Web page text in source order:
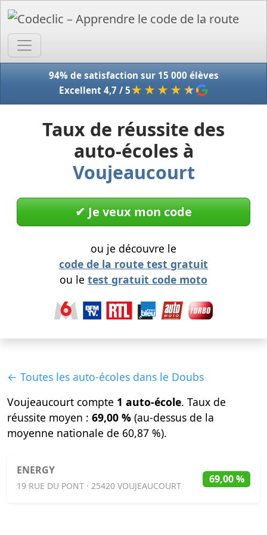
94% de satisfaction sur 15 000 élèves
Excellent 4,7 / 5★★★★ ★
Taux de réussite des
auto-écoles à
Voujeaucourt
✔︎ Je veux mon code
ou je découvre le
code de la route test gratuit
ou le test gratuit code moto
← Toutes les auto-écoles dans le Doubs
Voujeaucourt compte 1 auto-école. Taux de
réussite moyen : 69,00 % (au-dessus de la
moyenne nationale de 60,87 %).
ENERGY
19 RUE DU PONT · 25420 VOUJEAUCOURT
69,00 %